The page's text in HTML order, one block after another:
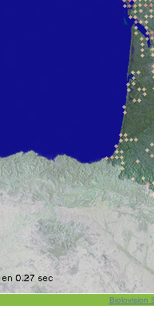
Biolovision